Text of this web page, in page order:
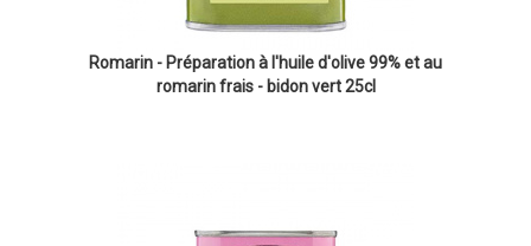
Romarin - Préparation à l'huile d'olive 99% et au
romarin frais - bidon vert 25cl